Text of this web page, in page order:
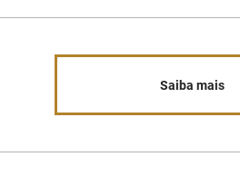
Saiba mais